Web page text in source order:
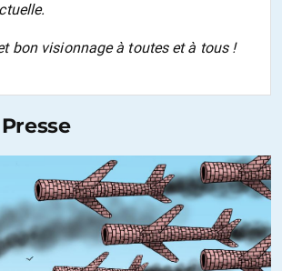
bon visionnage à toutes et à tous !